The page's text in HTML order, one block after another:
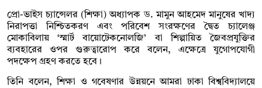
প্রো-ভাইস চ্যান্সেলর (শিক্ষা) অধ্যাপক ড. মামুন আহমেদ মানুষের খাদ্য
নিরাপত্তা নিশ্চিতকরণ এবং পরিবেশ সংরক্ষণের দ্বৈত চ্যালেঞ্জ
মোকাবিলায় ‘স্মার্ট বায়োটেকনোলজি’ বা শিল্পায়িত জৈবপ্রযুক্তির
ব্যবহারের ওপর গুরুত্বারোপ করে বলেন, এক্ষেত্রে যুগোপযোগী
পদক্ষেপ গ্রহণ করতে হবে।
তিনি বলেন, শিক্ষা ও গবেষণার উন্নয়নে আমরা ঢাকা বিশ্ববিদ্যালয়ে